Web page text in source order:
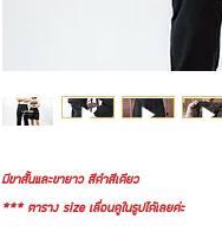
มีขาสั้นและขายาว สีดำสีเดียว
*** ตาราง size เลื่อนดูในรูปได้เลยค่ะ